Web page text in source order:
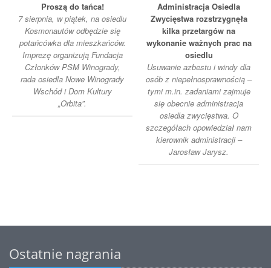
Proszą do tańca!
7 sierpnia, w piątek, na osiedlu
Kosmonautów odbędzie się
potańcówka dla mieszkańców.
Imprezę organizują Fundacja
Członków PSM Winogrady,
rada osiedla Nowe Winogrady
Wschód i Dom Kultury
„Orbita”.
Administracja Osiedla
Zwycięstwa rozstrzygnęła
kilka przetargów na
wykonanie ważnych prac na
osiedlu
Usuwanie azbestu i windy dla
osób z niepełnosprawnością –
tymi m.in. zadaniami zajmuje
się obecnie administracja
osiedla zwycięstwa. O
szczegółach opowiedział nam
kierownik administracji –
Jarosław Jarysz.
Ostatnie nagrania